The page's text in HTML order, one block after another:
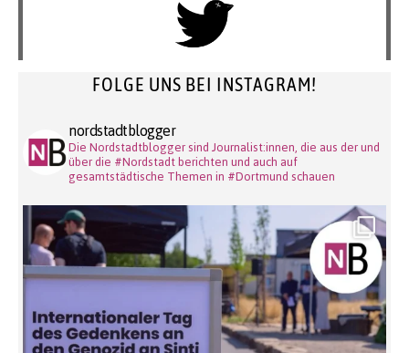
FOLGE UNS BEI INSTAGRAM!
nordstadtblogger
Die Nordstadtblogger sind Journalist:innen, die aus der und
über die #Nordstadt berichten und auch auf
gesamtstädtische Themen in #Dortmund schauen